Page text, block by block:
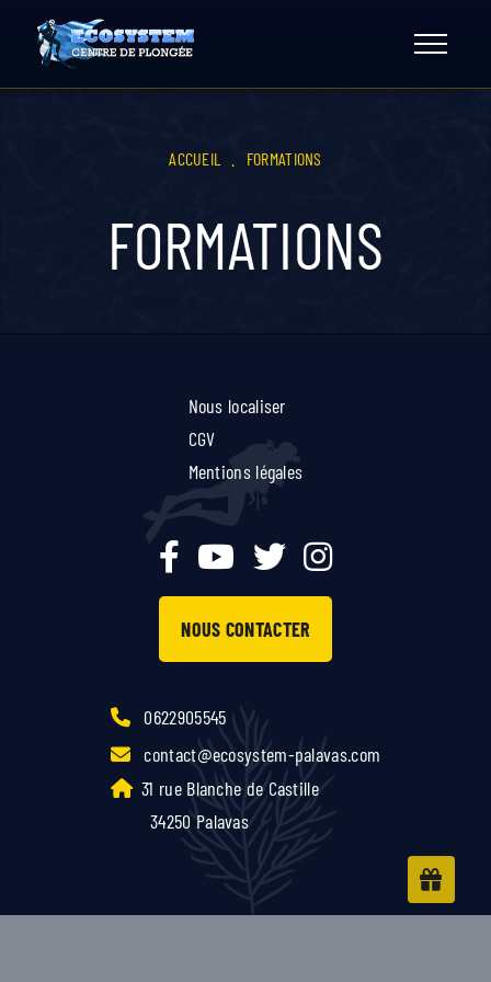
content
ACCUEIL FORMATIONS
FORMATIONS
Nous localiser
CGV
Mentions légales
NOUS CONTACTER
0622905545
contact@ecosystem-palavas.com
31 rue Blanche de Castille
34250 Palavas